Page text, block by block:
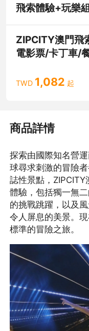
飛索體驗+玩樂
ZIPCITY澳門飛
電影票/卡丁車/
TWD 1,082 起
商品詳情
探索由國際知名營
球尋求刺激的冒險
誌性景點，
體驗，包括獨一無
的挑戰跳躍，以及
令人屏息的美景。
標準的冒險之旅。